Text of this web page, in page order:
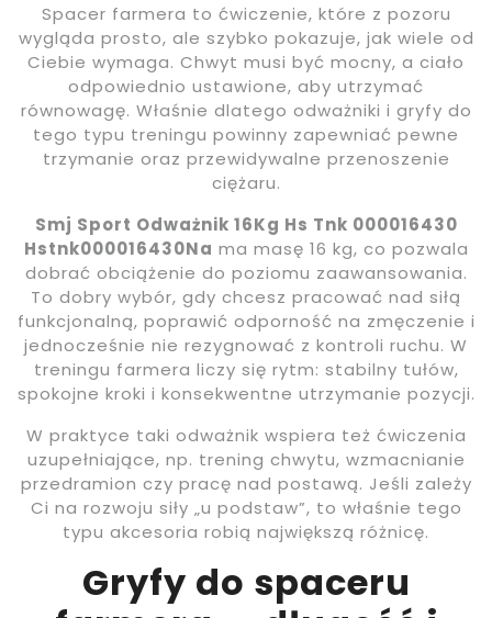
Spacer farmera to ćwiczenie, które z pozoru
wygląda prosto, ale szybko pokazuje, jak wiele od
Ciebie wymaga. Chwyt musi być mocny, a ciało
odpowiednio ustawione, aby utrzymać
równowagę. Właśnie dlatego odważniki i gryfy do
tego typu treningu powinny zapewniać pewne
trzymanie oraz przewidywalne przenoszenie
ciężaru.
Smj Sport Odważnik 16Kg Hs Tnk 000016430
Hstnk000016430Na ma masę 16 kg, co pozwala
dobrać obciążenie do poziomu zaawansowania.
To dobry wybór, gdy chcesz pracować nad siłą
funkcjonalną, poprawić odporność na zmęczenie i
jednocześnie nie rezygnować z kontroli ruchu. W
treningu farmera liczy się rytm: stabilny tułów,
spokojne kroki i konsekwentne utrzymanie pozycji.
W praktyce taki odważnik wspiera też ćwiczenia
uzupełniające, np. trening chwytu, wzmacnianie
przedramion czy pracę nad postawą. Jeśli zależy
Ci na rozwoju siły „u podstaw”, to właśnie tego
typu akcesoria robią największą różnicę.
Gryfy do spaceru